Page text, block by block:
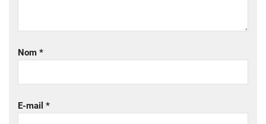
Nom *
E-mail *